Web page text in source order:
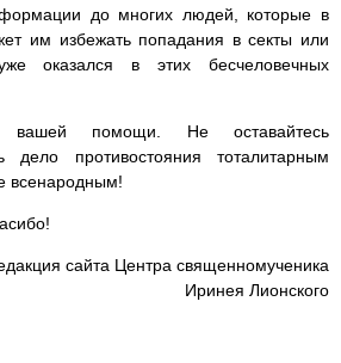
до многих людей, которые в
им избежать попадания в секты или
оказался в этих бесчеловечных
помощи. Не оставайтесь
дело противостояния тоталитарным
всенародным!
сайта Центра священномученика
Иринея Лионского